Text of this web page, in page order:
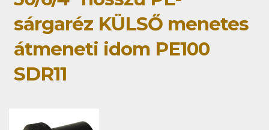
sárgaréz KÜLSŐ menetes
átmeneti idom PE100
SDR11